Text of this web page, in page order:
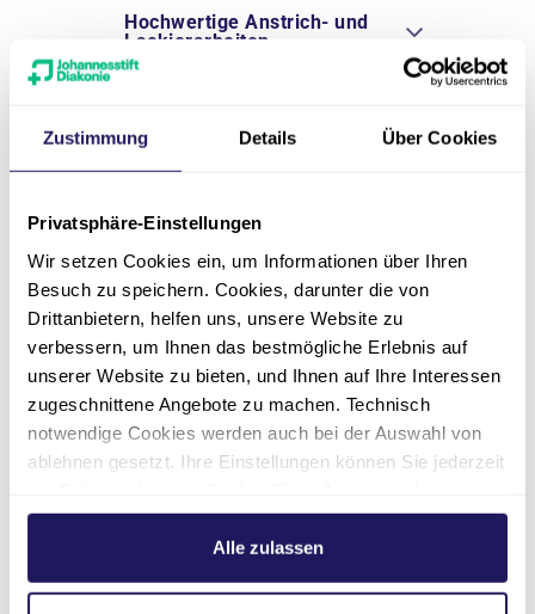
Zustimmung Details Über Cookies
Privatsphäre-Einstellungen
Wir setzen Cookies ein, um Informationen über Ihren
Besuch zu speichern. Cookies, darunter die von
Drittanbietern, helfen uns, unsere Website zu
verbessern, um Ihnen das bestmögliche Erlebnis auf
unserer Website zu bieten, und Ihnen auf Ihre Interessen
zugeschnittene Angebote zu machen. Technisch
notwendige Cookies werden auch bei der Auswahl von
ablehnen gesetzt. Ihre Einstellungen können Sie jederzeit
Weitere Informationen hierzu finden Sie in unserer
.
Alle zulassen
Hochwertige Anstrich- und
Lackierarbeiten
Beschichtungstechniken
Dekorative Zierprofile
Notwendige Holz- /
Metallschutzanstriche
Schimmelbeseitigung
hochwertiger Materialien